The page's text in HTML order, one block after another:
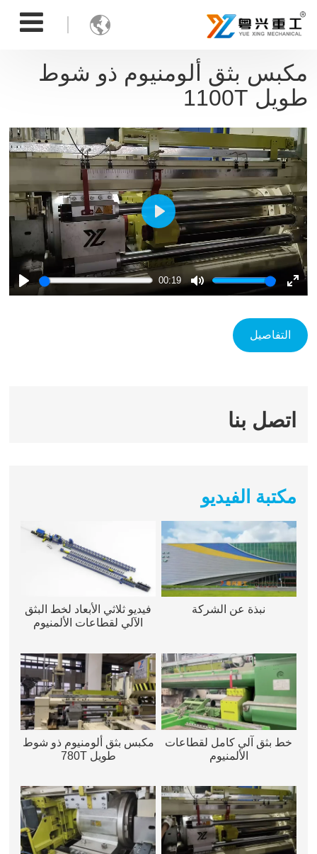

مكبس بثق ألومنيوم ذو شوط
طويل 1100T
Play
00:19
Mute
Play
التفاصيل
اتصل بنا
مكتبة الفيديو
نبذة عن الشركة
فيديو ثلاثي الأبعاد لخط البثق
الآلي لقطاعات الألمنيوم
خط بثق آلي كامل لقطاعات
الألمنيوم
مكبس بثق ألومنيوم ذو شوط
طويل 780T